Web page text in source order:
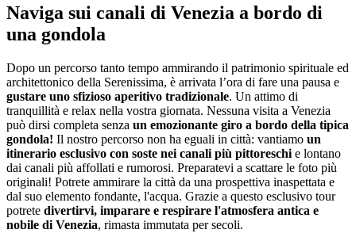
Naviga sui canali di Venezia a bordo di
una gondola
Dopo un percorso tanto tempo ammirando il patrimonio spirituale ed
architettonico della Serenissima, è arrivata l’ora di fare una pausa e
gustare uno sfizioso aperitivo tradizionale. Un attimo di
tranquillità e relax nella vostra giornata. Nessuna visita a Venezia
può dirsi completa senza un emozionante giro a bordo della tipica
gondola! Il nostro percorso non ha eguali in città: vantiamo un
itinerario esclusivo con soste nei canali più pittoreschi e lontano
dai canali più affollati e rumorosi. Preparatevi a scattare le foto più
originali! Potrete ammirare la città da una prospettiva inaspettata e
dal suo elemento fondante, l'acqua. Grazie a questo esclusivo tour
potrete divertirvi, imparare e respirare l'atmosfera antica e
nobile di Venezia, rimasta immutata per secoli.